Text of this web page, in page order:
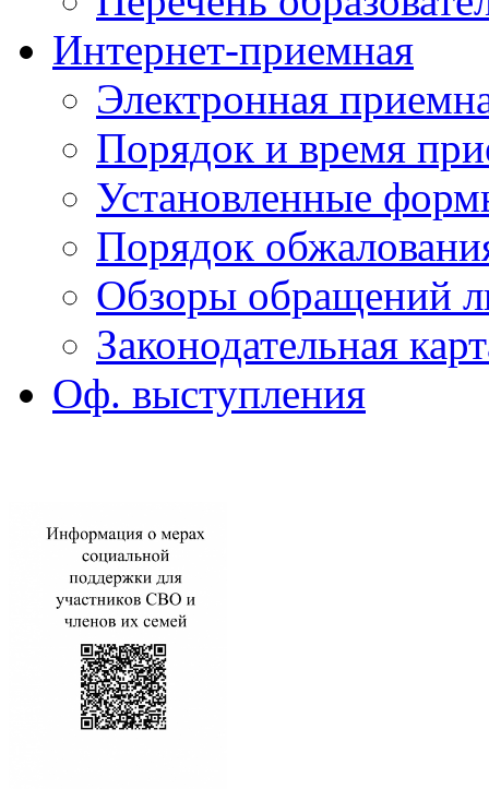
Интернет-приемная
Электронная
Порядок и время
Установленные
Порядок
Обзоры обращений
Законодательная
Оф. выступления